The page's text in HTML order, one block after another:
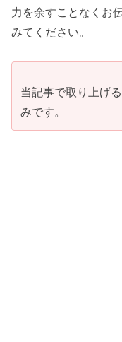
力を余すことなくお
みてください。
当記事で取り上げ
みです。